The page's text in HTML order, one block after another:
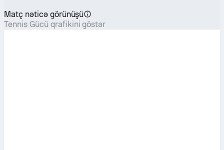
Matç nəticə görünüşü
Tennis Gücü qrafikini göstər